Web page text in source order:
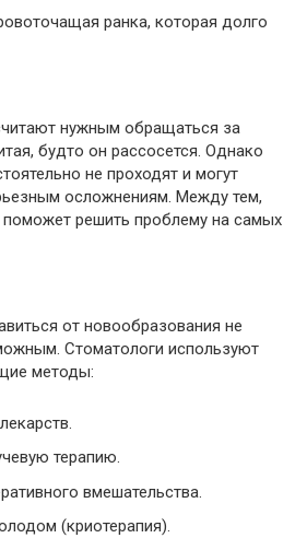
ранка, которая долго
нужным обращаться за
будто он рассосется. Однако
не проходят и могут
осложнениям. Между тем,
поможет решить проблему на самых
от новообразования не
Стоматологи используют
методы:
терапию.
вмешательства.
(криотерапия).